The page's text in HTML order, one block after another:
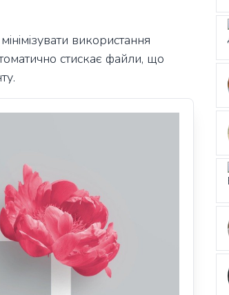
використання
стискає файли, що